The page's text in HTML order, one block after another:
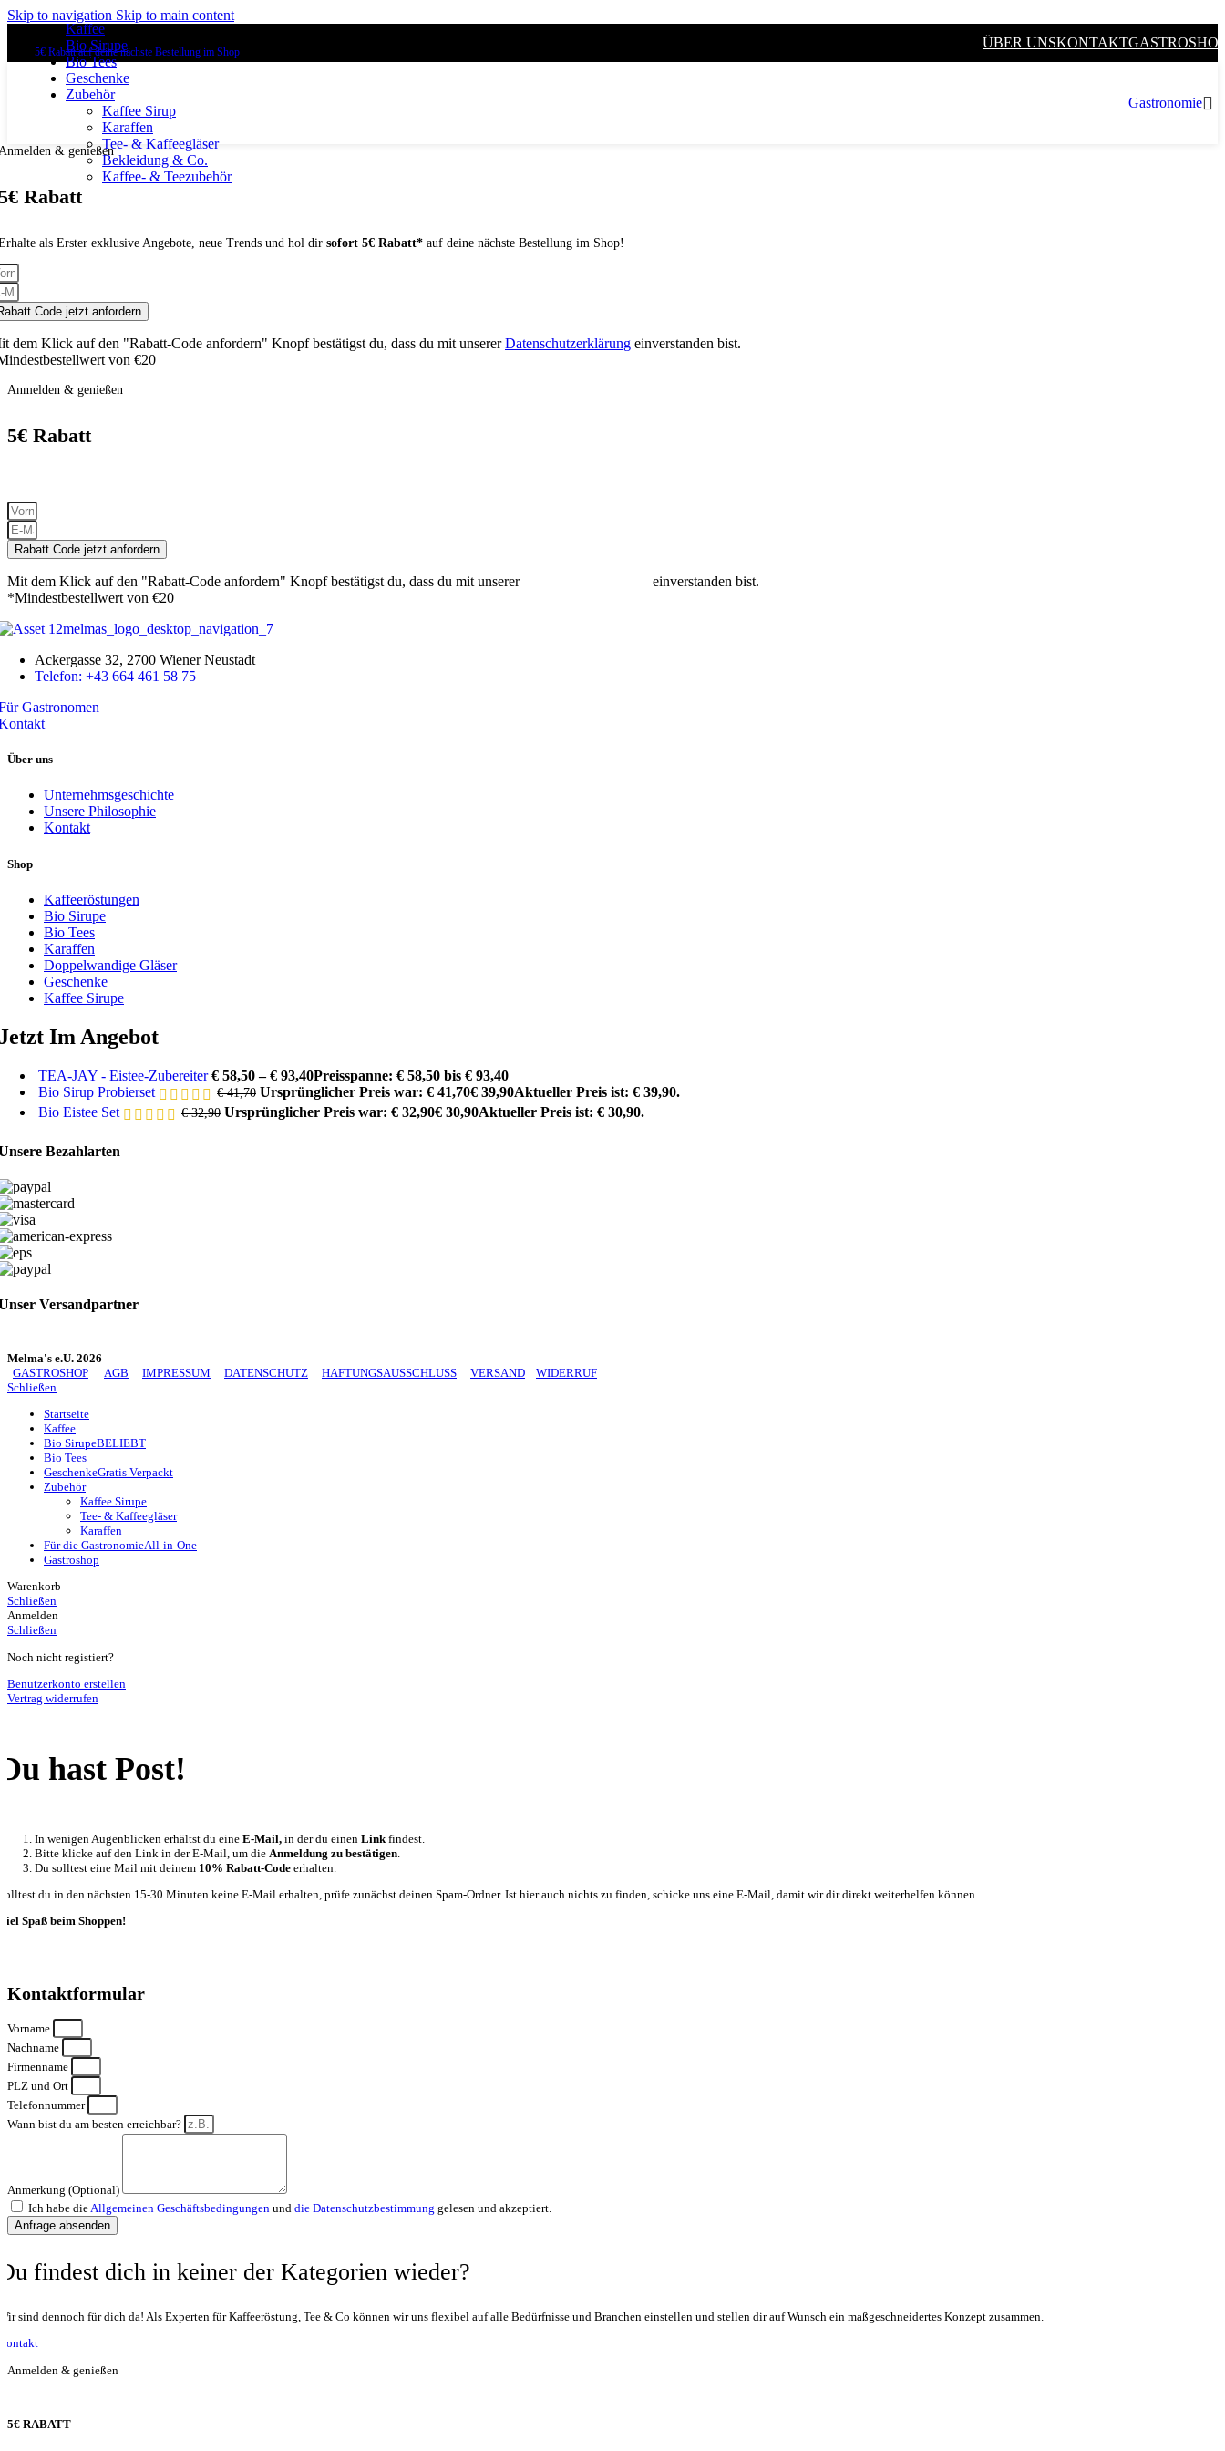
Skip to navigation Skip to main content
Gratis Versand ab 59€ (AT)
5€ Rabatt auf deine nächste Bestellung im Shop
ÜBER UNSKONTAKT
Kaffee
Bio Sirupe
Bio Tees
Geschenke
Zubehör
Kaffee Sirup
Karaffen
Tee- & Kaffeegläser
Bekleidung & Co.
Kaffee- & Teezubehör
Gastronomie
& genießen
Rabatt
als Erster exklusive Angebote, neue Trends und hol dir sofort 5€ Rabatt* auf deine nächste Bestellung im Shop!
Code jetzt anfordern
dem Klick auf den "Rabatt-Code anfordern" Knopf bestätigst du, dass du mit unsererDatenschutzerklärung einverstanden bist.
von €20
Anmelden & genießen
5€ Rabatt
Rabatt Code jetzt anfordern
Mit dem Klick auf den "Rabatt-Code anfordern" Knopf bestätigst du, dass du mit unserer
einverstanden bist.
*Mindestbestellwert von €20
Ackergasse 32, 2700 Wiener Neustadt
Telefon: +43 664 461 58 75
Gastronomen
Über uns
Unternehmsgeschichte
Unsere Philosophie
Kontakt
Shop
Kaffeeröstungen
Bio Sirupe
Bio Tees
Karaffen
Doppelwandige Gläser
Geschenke
Kaffee Sirupe
Im Angebot
TEA-JAY - Eistee-Zubereiter€ 58,50 –€ 93,40Preisspanne: € 58,50 bis € 93,40
Bio Sirup Probierset
€41,70 Ursprünglicher Preis war: € 41,70€ 39,90Aktueller Preis ist: € 39,90.
Bio Eistee Set
€32,90 Ursprünglicher Preis war: € 32,90€ 30,90Aktueller Preis ist: € 30,90.
Bezahlarten
Versandpartner
Melma's e.U. 2026
GASTROSHOP
AGB IMPRESSUM DATENSCHUTZ HAFTUNGSAUSSCHLUSS VERSAND
WIDERRUF
Schließen
Startseite
Kaffee
Bio SirupeBELIEBT
Bio Tees
GeschenkeGratis Verpackt
Zubehör
Kaffee Sirupe
Tee- & Kaffeegläser
Karaffen
Für die GastronomieAll-in-One
Gastroshop
Warenkorb
Schließen
Anmelden
Schließen
Noch nicht registiert?
Benutzerkonto erstellen
Vertrag widerrufen
hast Post!
In wenigen Augenblicken erhältst du eine E-Mail, in der du einen Link findest.
Bitte klicke auf den Link in der E-Mail, um die Anmeldung zu bestätigen
Du solltest eine Mail mit deinem 10% Rabatt-Code erhalten.
du in den nächsten 15-30 Minuten keine E-Mail erhalten, prüfe zunächst deinen Spam-Ordner. Ist hier auch nichts zu finden, schicke uns eine E-Mail, damit wir dir direkt weiterhelfen können.
Spaß beim Shoppen!
Kontaktformular
Vorname
Nachname
Firmenname
PLZ und Ort
Telefonnummer
Wann bist du am besten erreichbar?
Anmerkung (Optional)
Ich habe dieAllgemeinen Geschäftsbedingungen und die Datenschutzbestimmung gelesen und akzeptiert.
Anfrage absenden
findest dich in keiner der Kategorien wieder?
sind dennoch für dich da! Als Experten für Kaffeeröstung, Tee & Co können wir uns flexibel auf alle Bedürfnisse und Branchen einstellen und stellen dir auf Wunsch ein maßgeschneidertes Konzept zusammen.
Anmelden & genießen
5€ RABATT